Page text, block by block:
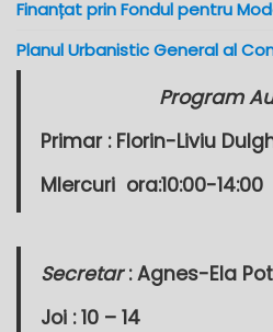
Finanțat prin Fondul pentru
Planul Urbanistic General al
Program
Primar :Florin-Liviu
MIercuri ora:10:00-14:00
Secretar: Agnes-Ela
Joi : 10 – 14